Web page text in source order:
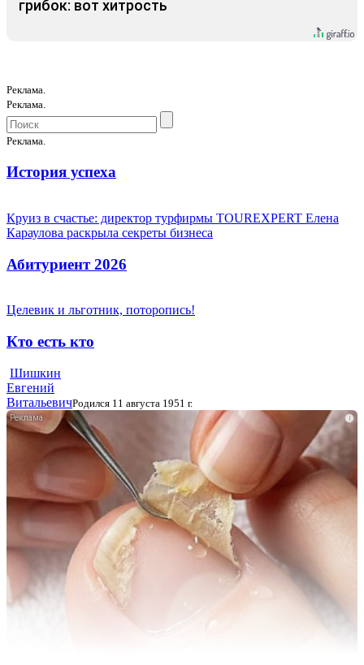
грибок: вот хитрость
Реклама.
Реклама.
Реклама.
История успеха
Круиз в счастье: директор турфирмы TOUREXPERT Елена
Караулова раскрыла секреты бизнеса
Абитуриент 2026
Целевик и льготник, поторопись!
Кто есть кто
Шишкин
Евгений
ВитальевичРодился 11 августа 1951 г.
i